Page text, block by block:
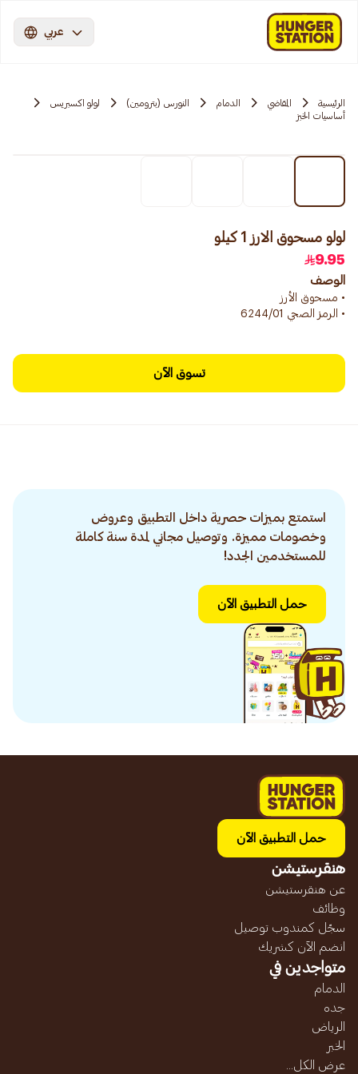
عربي
الرئيسية المقاضي الدمام النورس (بترومين)
لولو اكسبريس
أساسيات الخبز
لولو مسحوق الارز 1 كيلو
9.95
الوصف
• الرمز الصحي 6244/01
تسوق الآن
استمتع بميزات حصرية داخل التطبيق وعروض
وخصومات مميزة. وتوصيل مجاني لمدة سنة كاملة
للمستخدمين الجدد!
حمل التطبيق الآن
حمل التطبيق الآن
هنقرستيشن
عن هنقرستيشن
وظائف
سجّل كمندوب توصيل
انضم الآن كشريك
متواجدين في
الدمام
جده
الرياض
الخبر
عرض الكل...